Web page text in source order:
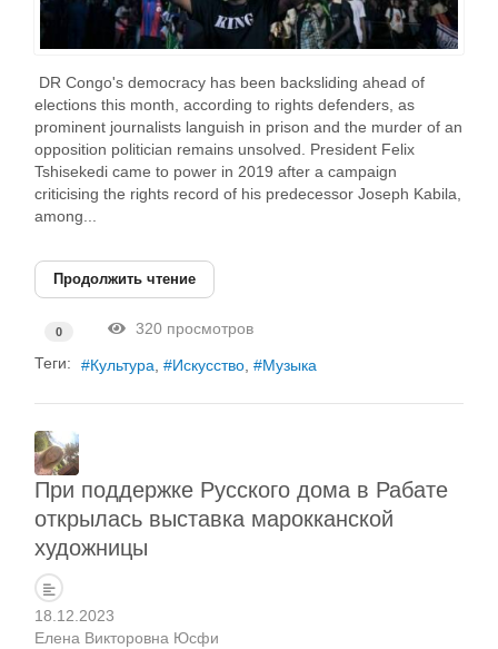
DR Congo's democracy has been backsliding ahead of
elections this month, according to rights defenders, as
prominent journalists languish in prison and the murder of an
opposition politician remains unsolved. President Felix
Tshisekedi came to power in 2019 after a campaign
criticising the rights record of his predecessor Joseph Kabila,
among...
Продолжить чтение
0
320 просмотров
Теги:
Культура Искусство Музыка
При поддержке Русского дома в Рабате
открылась выставка марокканской
художницы
18.12.2023
Елена Викторовна Юсфи